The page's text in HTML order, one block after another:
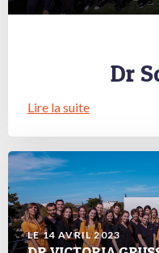
Dr
Lire la suite
LE 14 AVRIL 2023